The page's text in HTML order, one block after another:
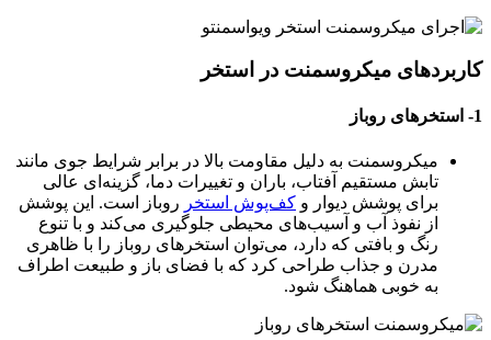
کاربردهای میکروسمنت در استخر
1- استخرهای روباز
میکروسمنت به دلیل مقاومت بالا در برابر شرایط جوی مانند
تابش مستقیم آفتاب، باران و تغییرات دما، گزینه‌ای عالی
برای پوشش دیوار و کف‌پوش استخر روباز است. این پوشش
از نفوذ آب و آسیب‌های محیطی جلوگیری می‌کند و با تنوع
رنگ و بافتی که دارد، می‌توان استخرهای روباز را با ظاهری
مدرن و جذاب طراحی کرد که با فضای باز و طبیعت اطراف
به خوبی هماهنگ شود.